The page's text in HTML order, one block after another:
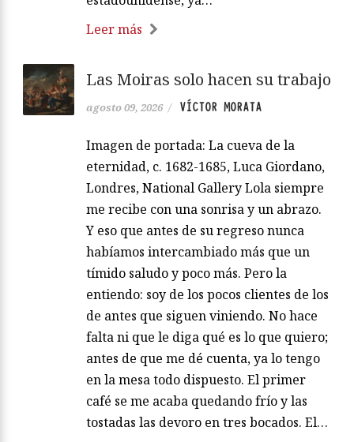
Leer más
Las Moiras solo hacen su trabajo
agosto 09, 2026 / VÍCTOR MORATA
Imagen de portada: La cueva de la
eternidad, c. 1682-1685, Luca Giordano,
Londres, National Gallery Lola siempre
me recibe con una sonrisa y un abrazo.
Y eso que antes de su regreso nunca
habíamos intercambiado más que un
tímido saludo y poco más. Pero la
entiendo: soy de los pocos clientes de los
de antes que siguen viniendo. No hace
falta ni que le diga qué es lo que quiero;
antes de que me dé cuenta, ya lo tengo
en la mesa todo dispuesto. El primer
café se me acaba quedando frío y las
tostadas las devoro en tres bocados. El…